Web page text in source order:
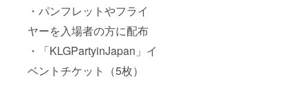
・パンフレットやフライ
ヤーを入場者の方に配布
・「KLGPartyinJapan」イ
ベントチケット（5枚）